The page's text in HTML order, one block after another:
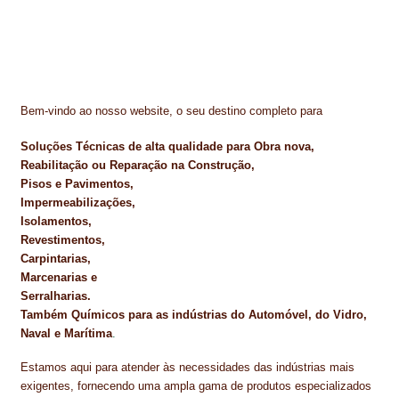
Bem-vindo ao nosso website, o seu destino completo para
Soluções Técnicas de alta qualidade para Obra nova,
Reabilitação ou Reparação na Construção,
Pisos e Pavimentos,
Impermeabilizações,
Isolamentos,
Revestimentos,
Carpintarias,
Marcenarias e
Serralharias.
Também Químicos para as indústrias do Automóvel, do Vidro,
Naval e Marítima.
Estamos aqui para atender às necessidades das indústrias mais
exigentes, fornecendo uma ampla gama de produtos especializados